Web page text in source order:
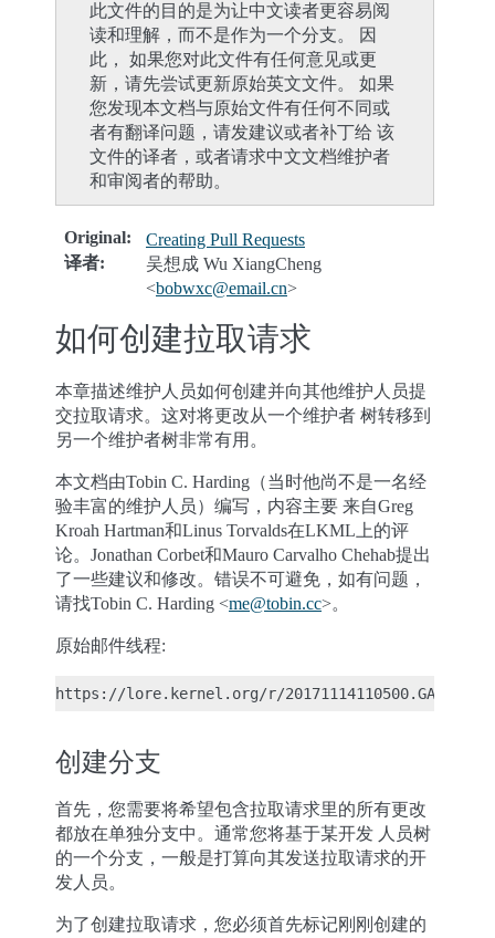
此文件的目的是为让中文读者更容易阅
读和理解，而不是作为一个分支。 因
此， 如果您对此文件有任何意见或更
新，请先尝试更新原始英文文件。 如果
您发现本文档与原始文件有任何不同或
者有翻译问题，请发建议或者补丁给 该
文件的译者，或者请求中文文档维护者
和审阅者的帮助。
Original:
Creating Pull Requests
译者:
吴想成 Wu XiangCheng
<bobwxc@email.cn>
如何创建拉取请求
本章描述维护人员如何创建并向其他维护人员提
交拉取请求。这对将更改从一个维护者 树转移到
另一个维护者树非常有用。
本文档由Tobin C. Harding（当时他尚不是一名经
验丰富的维护人员）编写，内容主要 来自Greg
Kroah Hartman和Linus Torvalds在LKML上的评
论。Jonathan Corbet和Mauro Carvalho Chehab提出
了一些建议和修改。错误不可避免，如有问题，
请找Tobin C. Harding <me@tobin.cc>。
原始邮件线程:
创建分支
首先，您需要将希望包含拉取请求里的所有更改
都放在单独分支中。通常您将基于某开发 人员树
的一个分支，一般是打算向其发送拉取请求的开
发人员。
为了创建拉取请求，您必须首先标记刚刚创建的